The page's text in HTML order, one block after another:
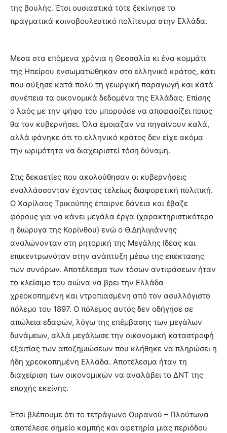
της βουλής. Έτσι ουσιαστικά τότε ξεκίνησε το
πραγματικά κοινοβουλευτικό πολίτευμα στην Ελλάδα.
Μέσα στα επόμενα χρόνια η Θεσσαλία κι ένα κομμάτι
της Ηπείρου ενσωματώθηκαν στο ελληνικό κράτος, κάτι
που αύξησε κατά πολύ τη γεωργική παραγωγή και κατά
συνέπεια τα οικονομικά δεδομένα της Ελλάδας. Επίσης
ο λαός με την ψήφο του μπορούσε να αποφασίζει ποιος
θα τον κυβερνήσει. Όλα έμοιαζαν να πηγαίνουν καλά,
αλλά φάνηκε ότι το ελληνικό κράτος δεν είχε ακόμα
την ωριμότητα να διαχειριστεί τόση δύναμη.
Στις δεκαετίες που ακολούθησαν οι κυβερνήσεις
εναλλάσσονταν έχοντας τελείως διαφορετική πολιτική.
Ο Χαρίλαος Τρικούπης έπαιρνε δάνεια και έβαζε
φόρους για να κάνει μεγάλα έργα (χαρακτηριστικότερο
η διώρυγα της Κορίνθου) ενώ ο Θ.Δηλιγιάννης
αναλώνονταν στη ρητορική της Μεγάλης Ιδέας και
επικεντρωνόταν στην ανάπτυξη μέσω της επέκτασης
των συνόρων. Αποτέλεσμα των τόσων αντιφάσεων ήταν
το κλείσιμο του αιώνα να βρει την Ελλάδα
χρεοκοπημένη και ντροπιασμένη από τον ασυλλόγιστο
πόλεμο του 1897. Ο πόλεμος αυτός δεν οδήγησε σε
απώλεια εδαφών, λόγω της επέμβασης των μεγάλων
δυνάμεων, αλλά μεγάλωσε την οικονομική καταστροφή
εξαιτίας των αποζημιώσεων που κλήθηκε να πληρώσει η
ήδη χρεοκοπημένη Ελλάδα. Αποτέλεσμα ήταν τη
διαχείριση των οικονομικών να αναλάβει το ΔΝΤ της
εποχής εκείνης.
Έτσι βλέπουμε ότι το τετράγωνο Ουρανού – Πλούτωνα
αποτέλεσε σημείο καμπής και αφετηρία μιας περιόδου